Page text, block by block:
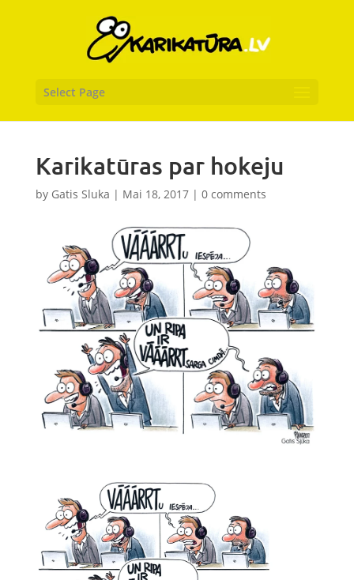
Select Page
Karikatūras par hokeju
by Gatis Sluka | Mai 18, 2017| 0 comments